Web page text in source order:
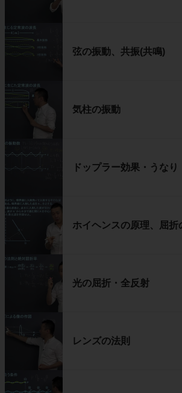
弦の振動、共振(共鳴)
気柱の振動
ドップラー効果・うなり
ホイヘンスの原理、屈折
光の屈折・全反射
レンズの法則